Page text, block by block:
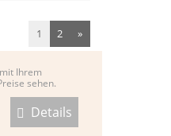
1 2 »
Ihrem
sehen.
Details